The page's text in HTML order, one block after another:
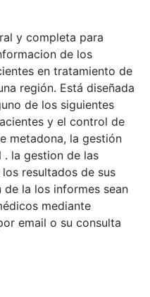
y completa para
de los
en tratamiento de
región. Está diseñada
de los siguientes
y el control de
metadona, la gestión
la gestion de las
resultados de sus
la los informes sean
mediante
email o su consulta